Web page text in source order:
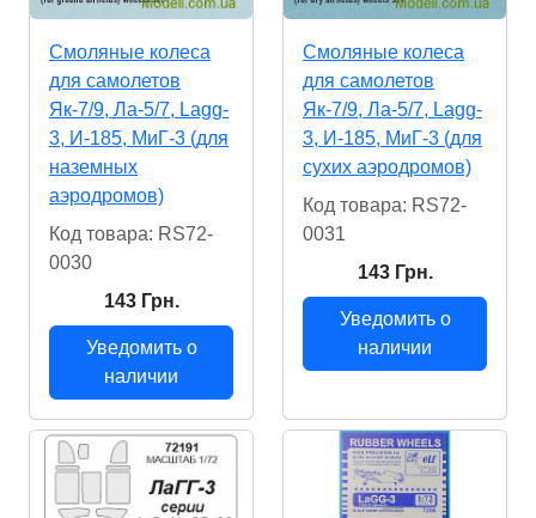
Смоляные колеса
для самолетов
Як-7/9, Ла-5/7, Lagg-
3, И-185, МиГ-3 (для
наземных
аэродромов)
Код товара: RS72-
0030
143 Грн.
Уведомить о
наличии
Смоляные колеса
для самолетов
Як-7/9, Ла-5/7, Lagg-
3, И-185, МиГ-3 (для
сухих аэродромов)
Код товара: RS72-
0031
143 Грн.
Уведомить о
наличии